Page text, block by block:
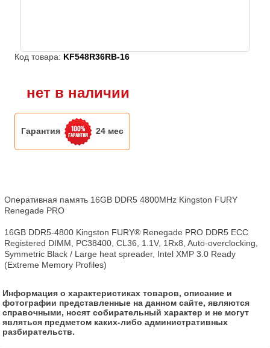
Код товара: KF548R36RB-16
нет в наличии
Гарантия 24 мес
Оперативная память 16GB DDR5 4800MHz Kingston FURY
Renegade PRO
16GB DDR5-4800 Kingston FURY® Renegade PRO DDR5 ECC
Registered DIMM, PC38400, CL36, 1.1V, 1Rx8, Auto-overclocking,
Symmetric Black / Large heat spreader, Intel XMP 3.0 Ready
(Extreme Memory Profiles)
Информация о характеристиках товаров, описание и
фотографии представленные на данном сайте, являются
справочными, носят собирательный характер и не могут
являться предметом каких-либо административных
разбирательств.